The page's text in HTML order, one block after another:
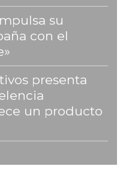
su
con el
presenta
un producto